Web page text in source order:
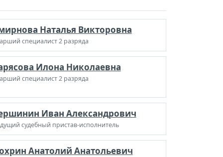
Наталья Викторовна
специалист 2 разряда
Илона Николаевна
специалист 2 разряда
Иван Александрович
судебный пристав-исполнитель
Анатолий Анатольевич